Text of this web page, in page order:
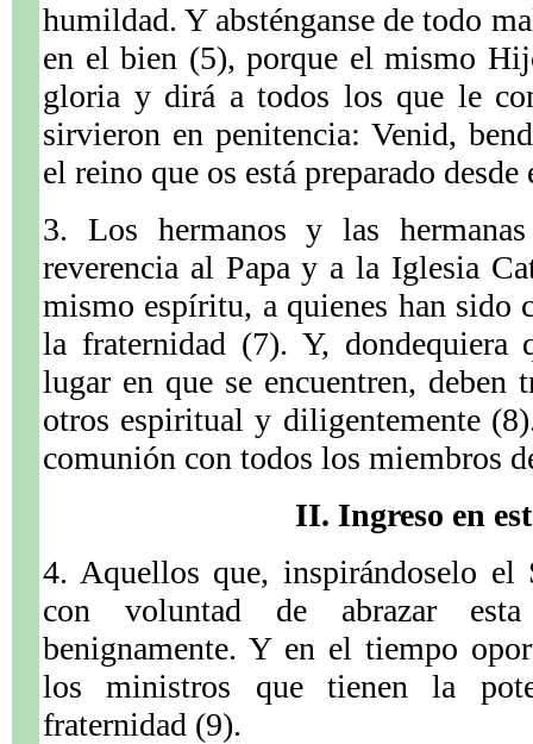
humildad. Y absténganse de todo
en el bien (5), porque el mismo
gloria y dirá a todos los que le
sirvieron en penitencia: Venid,
el reino que os está preparado
3. Los hermanos y las
reverencia al Papa y a la Iglesia
mismo espíritu, a quienes han sido
la fraternidad (7). Y, dondequiera
lugar en que se encuentren, deben
otros espiritual y diligentemente
comunión con todos los miembros
II. Ingreso en
4. Aquellos que, inspirándoselo el
con voluntad de abrazar
benignamente. Y en el tiempo
los ministros que tienen la
fraternidad (9).